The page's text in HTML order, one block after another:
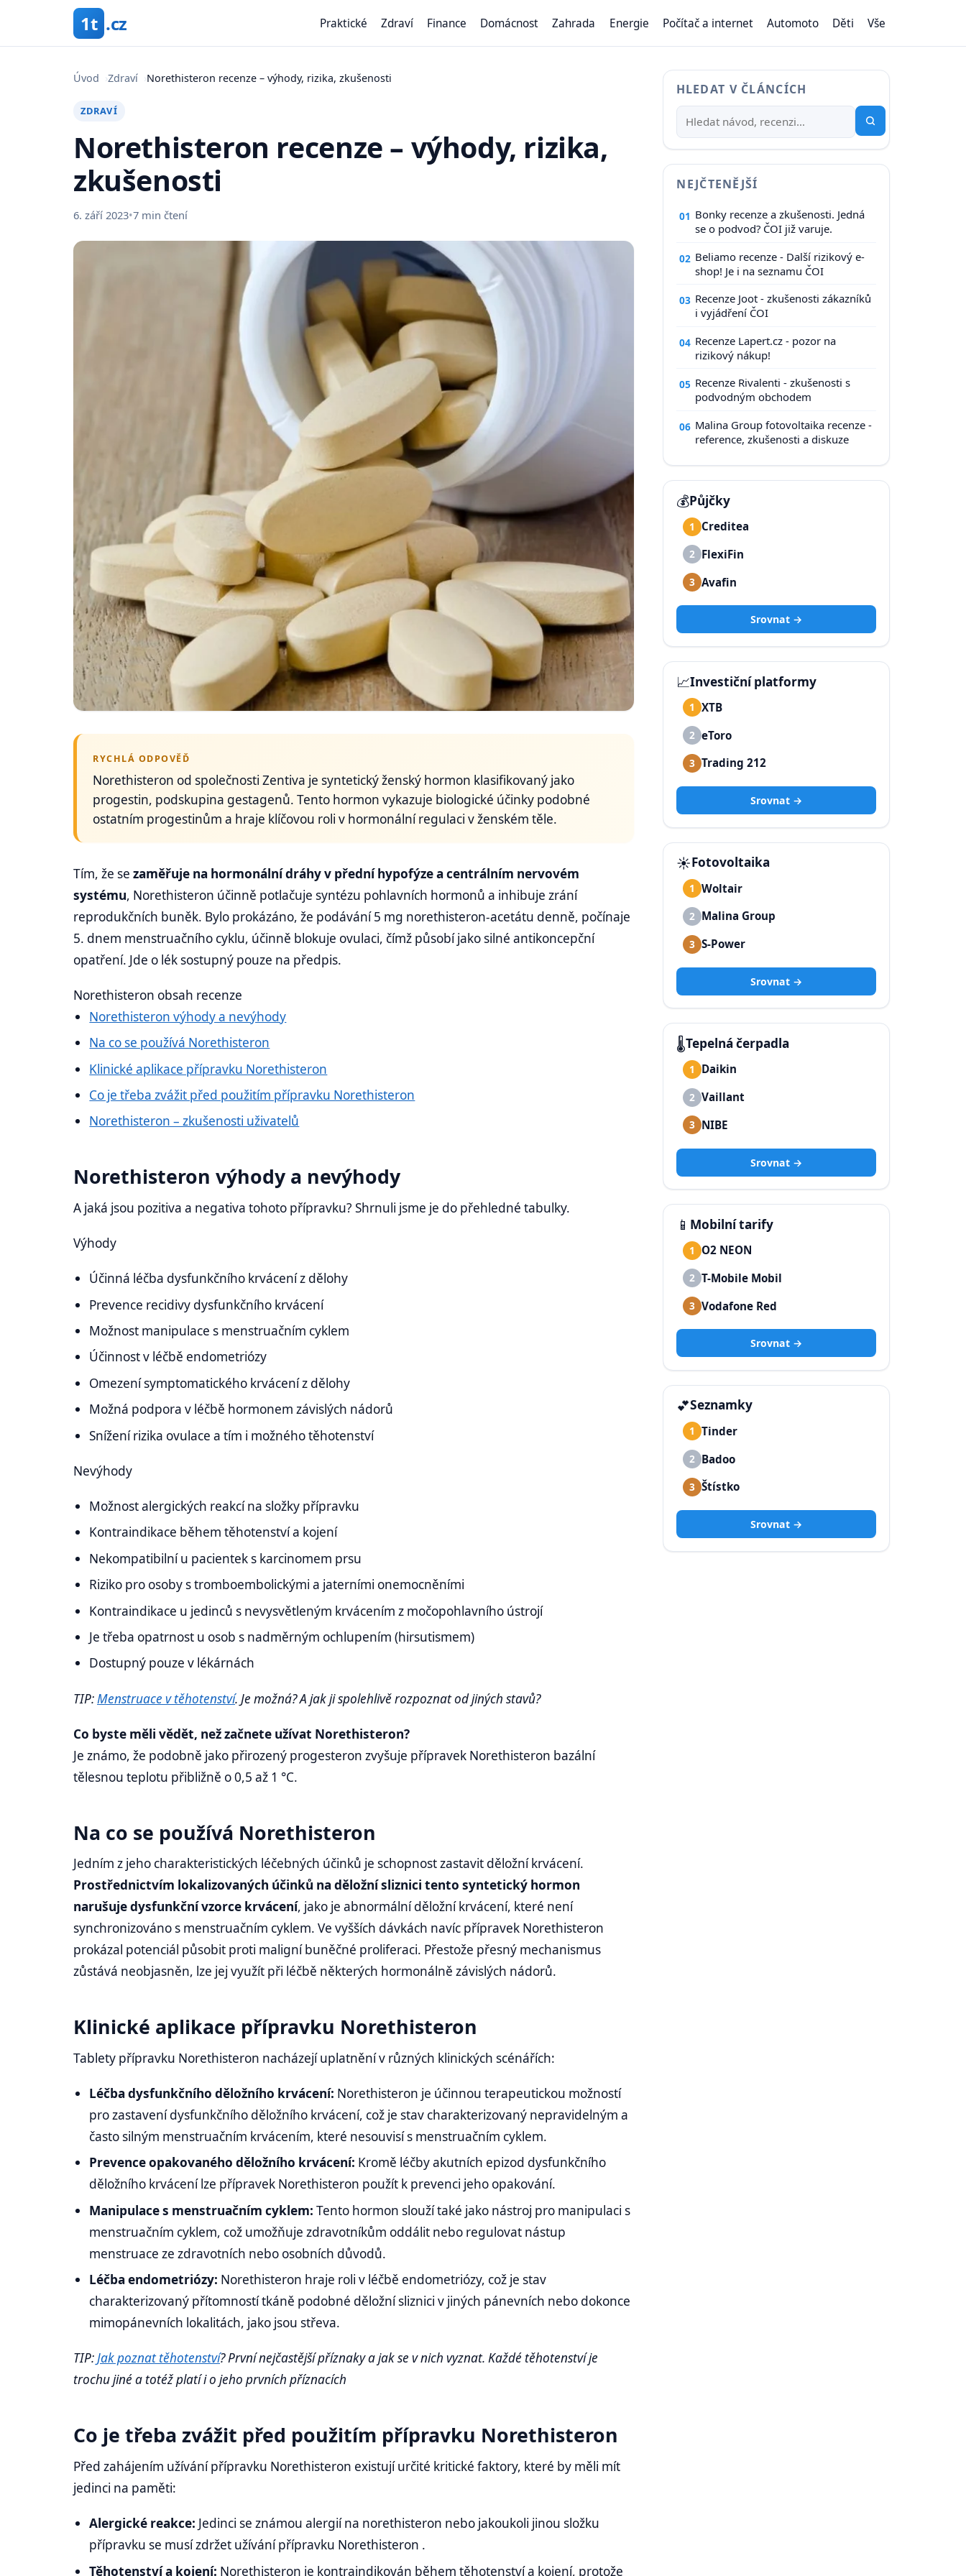
1t .cz Praktické Zdraví Finance Domácnost Zahrada Energie Počítač a internet Automoto Děti Vše
Úvod ›Zdraví ›Norethisteron recenze – výhody, rizika, zkušenosti
ZDRAVÍ
Norethisteron recenze – výhody, rizika,
zkušenosti
6. září 2023•7 min čtení
RYCHLÁ ODPOVĚĎ
Norethisteron od společnosti Zentiva je syntetický ženský hormon klasifikovaný jako
progestin, podskupina gestagenů. Tento hormon vykazuje biologické účinky podobné
ostatním progestinům a hraje klíčovou roli v hormonální regulaci v ženském těle.
Tím, že se zaměřuje na hormonální dráhy v přední hypofýze a centrálním nervovém
systému, Norethisteron účinně potlačuje syntézu pohlavních hormonů a inhibuje zrání
reprodukčních buněk. Bylo prokázáno, že podávání 5 mg norethisteron-acetátu denně, počínaje
5. dnem menstruačního cyklu, účinně blokuje ovulaci, čímž působí jako silné antikoncepční
opatření. Jde o lék sostupný pouze na předpis.
Norethisteron obsah recenze
Norethisteron výhody a nevýhody
Na co se používá Norethisteron
Klinické aplikace přípravku Norethisteron
Co je třeba zvážit před použitím přípravku Norethisteron
Norethisteron – zkušenosti uživatelů
Norethisteron výhody a nevýhody
A jaká jsou pozitiva a negativa tohoto přípravku? Shrnuli jsme je do přehledné tabulky.
Výhody
Účinná léčba dysfunkčního krvácení z dělohy
Prevence recidivy dysfunkčního krvácení
Možnost manipulace s menstruačním cyklem
Účinnost v léčbě endometriózy
Omezení symptomatického krvácení z dělohy
Možná podpora v léčbě hormonem závislých nádorů
Snížení rizika ovulace a tím i možného těhotenství
Nevýhody
Možnost alergických reakcí na složky přípravku
Kontraindikace během těhotenství a kojení
Nekompatibilní u pacientek s karcinomem prsu
Riziko pro osoby s tromboembolickými a jaterními onemocněními
Kontraindikace u jedinců s nevysvětleným krvácením z močopohlavního ústrojí
Je třeba opatrnost u osob s nadměrným ochlupením (hirsutismem)
Dostupný pouze v lékárnách
TIP: Menstruace v těhotenství. Je možná? A jak ji spolehlivě rozpoznat od jiných stavů?
Co byste měli vědět, než začnete užívat Norethisteron?
Je známo, že podobně jako přirozený progesteron zvyšuje přípravek Norethisteron bazální
tělesnou teplotu přibližně o 0,5 až 1 °C.
Na co se používá Norethisteron
Jedním z jeho charakteristických léčebných účinků je schopnost zastavit děložní krvácení.
Prostřednictvím lokalizovaných účinků na děložní sliznici tento syntetický hormon
narušuje dysfunkční vzorce krvácení, jako je abnormální děložní krvácení, které není
synchronizováno s menstruačním cyklem. Ve vyšších dávkách navíc přípravek Norethisteron
prokázal potenciál působit proti maligní buněčné proliferaci. Přestože přesný mechanismus
zůstává neobjasněn, lze jej využít při léčbě některých hormonálně závislých nádorů.
Klinické aplikace přípravku Norethisteron
Tablety přípravku Norethisteron nacházejí uplatnění v různých klinických scénářích:
Léčba dysfunkčního děložního krvácení: Norethisteron je účinnou terapeutickou možností
pro zastavení dysfunkčního děložního krvácení, což je stav charakterizovaný nepravidelným a
často silným menstruačním krvácením, které nesouvisí s menstruačním cyklem.
Prevence opakovaného děložního krvácení: Kromě léčby akutních epizod dysfunkčního
děložního krvácení lze přípravek Norethisteron použít k prevenci jeho opakování.
Manipulace s menstruačním cyklem:Tento hormon slouží také jako nástroj pro manipulaci s
menstruačním cyklem, což umožňuje zdravotníkům oddálit nebo regulovat nástup
menstruace ze zdravotních nebo osobních důvodů.
Léčba endometriózy: Norethisteron hraje roli v léčbě endometriózy, což je stav
charakterizovaný přítomností tkáně podobné děložní sliznici v jiných pánevních nebo dokonce
mimopánevních lokalitách, jako jsou střeva.
TIP:Jak poznat těhotenství? První nejčastější příznaky a jak se v nich vyznat. Každé těhotenství je
trochu jiné a totéž platí i o jeho prvních příznacích
Co je třeba zvážit před použitím přípravku Norethisteron
Před zahájením užívání přípravku Norethisteron existují určité kritické faktory, které by měli mít
jedinci na paměti:
Alergické reakce: Jedinci se známou alergií na norethisteron nebo jakoukoli jinou složku
přípravku se musí zdržet užívání přípravku Norethisteron .
Těhotenství a kojení: Norethisteron je kontraindikován během těhotenství a kojení, protože
HLEDAT V ČLÁNCÍCH
NEJČTENĚJŠÍ
01 Bonky recenze a zkušenosti. Jedná
se o podvod? ČOI již varuje.
02 Beliamo recenze - Další rizikový e-
shop! Je i na seznamu ČOI
03 Recenze Joot - zkušenosti zákazníků
i vyjádření ČOI
04 Recenze Lapert.cz - pozor na
rizikový nákup!
05 Recenze Rivalenti - zkušenosti s
podvodným obchodem
06 Malina Group fotovoltaika recenze -
reference, zkušenosti a diskuze
💰Půjčky
1 Creditea
2 FlexiFin
3 Avafin
Srovnat →
📈Investiční platformy
1 XTB
2 eToro
3 Trading 212
Srovnat →
☀️Fotovoltaika
1 Woltair
2 Malina Group
3 S-Power
Srovnat →
🌡️Tepelná čerpadla
1 Daikin
2 Vaillant
3 NIBE
Srovnat →
📱 Mobilní tarify
1 O2 NEON
2 T-Mobile Mobil
3 Vodafone Red
Srovnat →
💕Seznamky
1 Tinder
2 Badoo
3 Štístko
Srovnat →